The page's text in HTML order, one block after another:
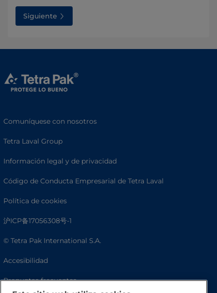
Siguiente
Comuníquese con nosotros
Tetra Laval Group
Información legal y de privacidad
Código de Conducta Empresarial de Tetra Laval
Política de cookies
沪ICP备17056308号-1
© Tetra Pak International S.A.
Accesibilidad
Preguntas frecuentes